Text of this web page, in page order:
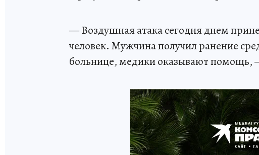
— Воздушная атака сегодня днем
человек. Мужчина получил ранение
больнице, медики оказывают помощь,